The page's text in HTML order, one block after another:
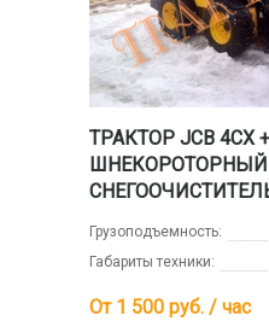
ТРАКТОР JCB 4CX +
ШНЕКОРОТОРНЫЙ
Грузоподъемность:
Габариты техники:
От 1 500 руб. / час